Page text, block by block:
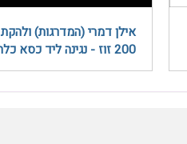
אילן דמרי (המדרגות) ולהקת
200 זוז - נגינה ליד כסא כלה